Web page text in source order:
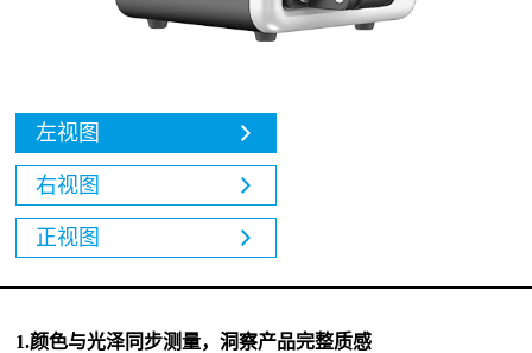
左视图
右视图
正视图
1.颜色与光泽同步测量，洞察产品完整质感